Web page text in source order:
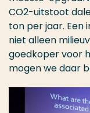
CO2-uitstoot
ton per jaar. Een
niet alleen
goedkoper voor
mogen we daar